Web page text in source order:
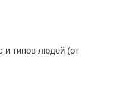
и типов людей (от